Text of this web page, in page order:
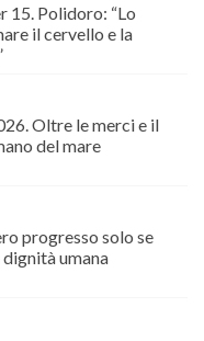
15. Polidoro: “Lo
il cervello e la
Oltre le merci e il
del mare
progresso solo se
umana